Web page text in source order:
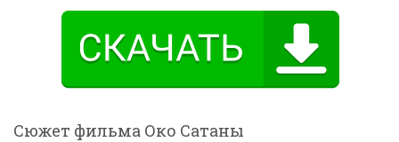
Сюжет фильма Око Сатаны